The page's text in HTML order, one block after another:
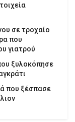
σε τροχαίο
που
γιατρού
ξυλοκόπησε
που ξέσπασε